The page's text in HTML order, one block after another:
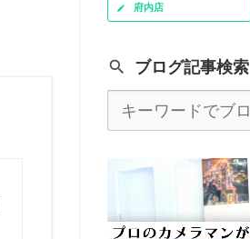
府内店
ブログ記事検索